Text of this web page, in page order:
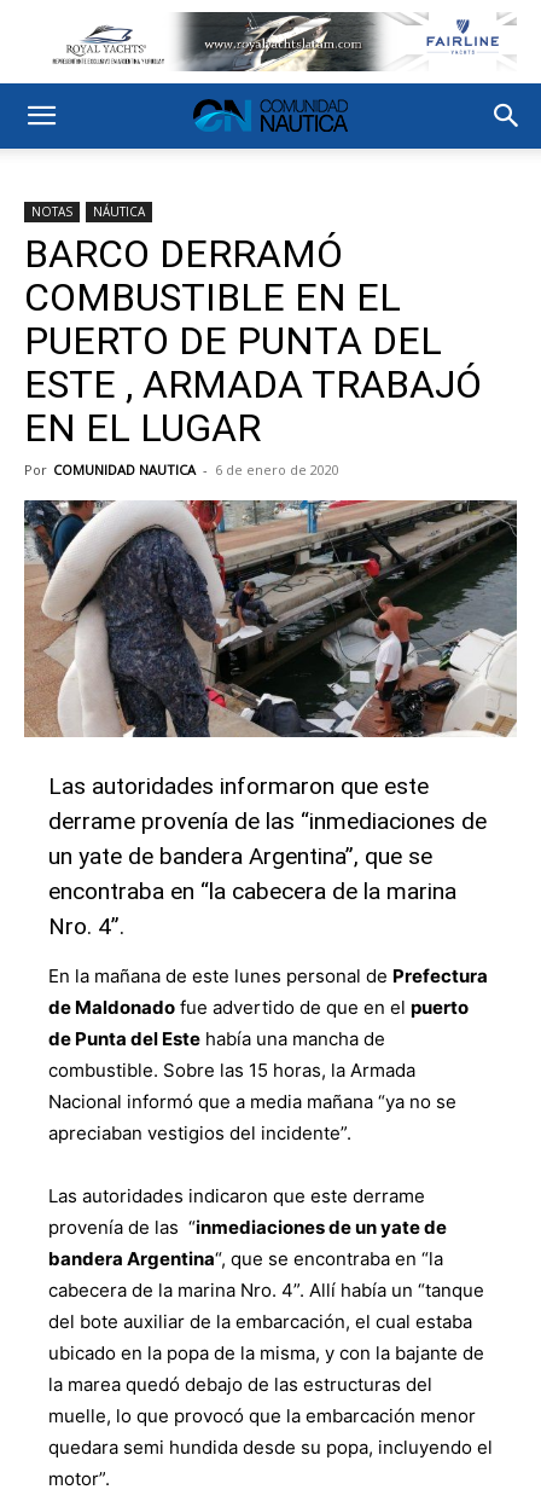
NOTAS NÁUTICA
BARCO DERRAMÓ
COMBUSTIBLE EN EL
PUERTO DE PUNTA DEL
ESTE , ARMADA TRABAJÓ
EN EL LUGAR
Por COMUNIDAD NAUTICA - 6 de enero de 2020
Las autoridades informaron que este
derrame provenía de las “inmediaciones de
un yate de bandera Argentina”, que se
encontraba en “la cabecera de la marina
Nro. 4”.
En la mañana de este lunes personal de Prefectura
de Maldonado fue advertido de que en el puerto
de Punta del Este había una mancha de
combustible. Sobre las 15 horas, la Armada
Nacional informó que a media mañana “ya no se
apreciaban vestigios del incidente”.
Las autoridades indicaron que este derrame
provenía de las “inmediaciones de un yate de
bandera Argentina“, que se encontraba en “la
cabecera de la marina Nro. 4”. Allí había un “tanque
del bote auxiliar de la embarcación, el cual estaba
ubicado en la popa de la misma, y con la bajante de
la marea quedó debajo de las estructuras del
muelle, lo que provocó que la embarcación menor
quedara semi hundida desde su popa, incluyendo el
motor”.